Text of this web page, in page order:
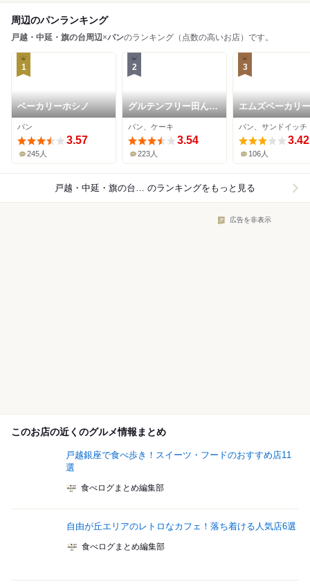
周辺のパンランキング
戸越・中延・旗の台周辺×パンのランキング（点数の高いお店）です。
1
ベーカリーホシノ
パン
3.57
245人
2
グルテンフリー田んぼ
のパン工房 米魂 戸越
銀座本店
パン、ケーキ
3.54
223人
3
エムズベーカリー
パン、サンドイッチ
3.42
106人
戸越・中延・旗の台周辺×パン のランキングをもっと見る
広告を非表示
このお店の近くのグルメ情報まとめ
戸越銀座で食べ歩き！スイーツ・フードのおすすめ店11
選
食べログまとめ編集部
自由が丘エリアのレトロなカフェ！落ち着ける人気店6選
食べログまとめ編集部